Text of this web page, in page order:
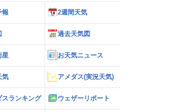
C C
(木)
33/25
D
32/25
20% C
高
報 2週間天気
過去天気図
星 お天気ニュース
気 アメダス(実況天気)
スランキング ウェザーリポート